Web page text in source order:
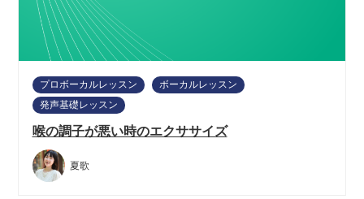
プロボーカルレッスン
ボーカルレッスン
発声基礎レッスン
喉の調子が悪い時のエクササイズ
夏歌